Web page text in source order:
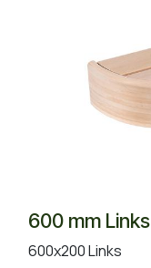
600 mm Links
600x200 Links